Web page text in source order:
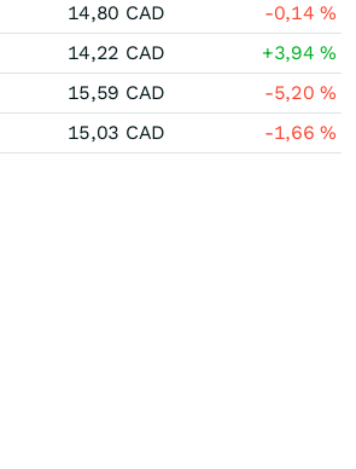
14,80 CAD -0,14%
14,22 CAD +3,94%
15,59 CAD -5,20%
15,03 CAD -1,66%